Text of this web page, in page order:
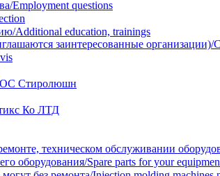
Employment questions
Additional education, trainings
заинтересованные организации)/
Стиролюшн
Ко ЛТД
техническом обслуживании
оборудования/Spare parts for your